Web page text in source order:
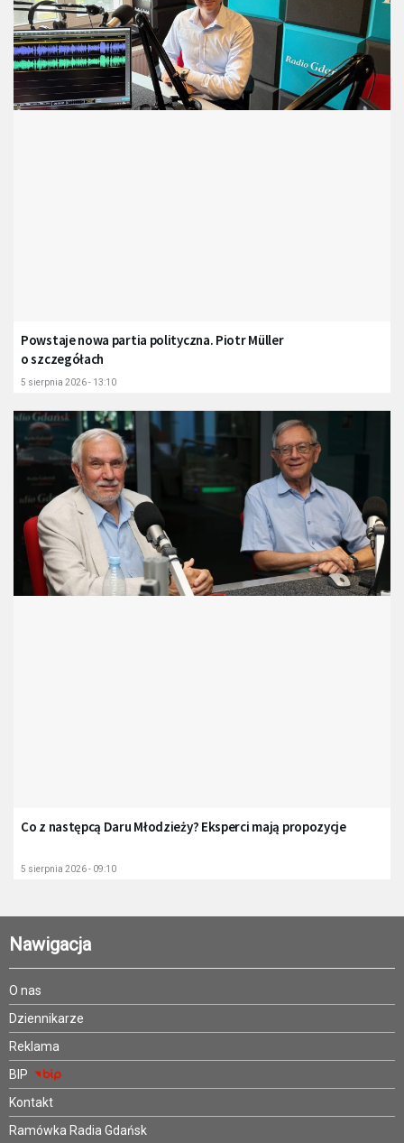
Powstaje nowa partia polityczna. Piotr Müller
o szczegółach
5 sierpnia 2026 - 13:10
Co z następcą Daru Młodzieży? Eksperci mają propozycje
5 sierpnia 2026 - 09:10
Nawigacja
O nas
Dziennikarze
Reklama
BIP
Kontakt
Ramówka Radia Gdańsk